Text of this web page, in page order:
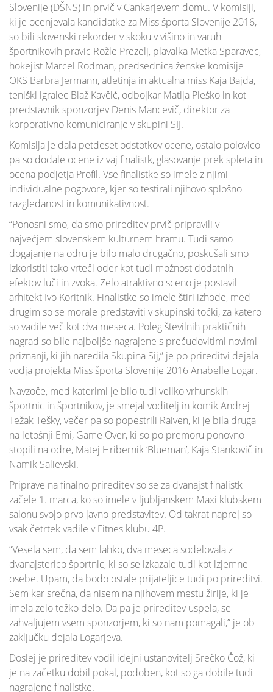
Slovenije (DŠNS) in prvič v Cankarjevem domu. V komisiji,
ki je ocenjevala kandidatke za Miss športa Slovenije 2016,
so bili slovenski rekorder v skoku v višino in varuh
športnikovih pravic Rožle Prezelj, plavalka Metka Sparavec,
hokejist Marcel Rodman, predsednica ženske komisije
OKS Barbra Jermann, atletinja in aktualna miss Kaja Bajda,
teniški igralec Blaž Kavčič, odbojkar Matija Pleško in kot
predstavnik sponzorjev Denis Mancevič, direktor za
korporativno komuniciranje v skupini SIJ.
Komisija je dala petdeset odstotkov ocene, ostalo polovico
pa so dodale ocene iz vaj finalistk, glasovanje prek spleta in
ocena podjetja Profil. Vse finalistke so imele z njimi
individualne pogovore, kjer so testirali njihovo splošno
razgledanost in komunikativnost.
“Ponosni smo, da smo prireditev prvič pripravili v
največjem slovenskem kulturnem hramu. Tudi samo
dogajanje na odru je bilo malo drugačno, poskušali smo
izkoristiti tako vrteči oder kot tudi možnost dodatnih
efektov luči in zvoka. Zelo atraktivno sceno je postavil
arhitekt Ivo Koritnik. Finalistke so imele štiri izhode, med
drugim so se morale predstaviti v skupinski točki, za katero
so vadile več kot dva meseca. Poleg številnih praktičnih
nagrad so bile najboljše nagrajene s prečudovitimi novimi
priznanji, ki jih naredila Skupina Sij,” je po prireditvi dejala
vodja projekta Miss športa Slovenije 2016 Anabelle Logar.
Navzoče, med katerimi je bilo tudi veliko vrhunskih
športnic in športnikov, je smejal voditelj in komik Andrej
Težak Tešky, večer pa so popestrili Raiven, ki je bila druga
na letošnji Emi, Game Over, ki so po premoru ponovno
stopili na odre, Matej Hribernik ‘Blueman’, Kaja Stankovič in
Namik Salievski.
Priprave na finalno prireditev so se za dvanajst finalistk
začele 1. marca, ko so imele v ljubljanskem Maxi klubskem
salonu svojo prvo javno predstavitev. Od takrat naprej so
vsak četrtek vadile v Fitnes klubu 4P.
“Vesela sem, da sem lahko, dva meseca sodelovala z
dvanajsterico športnic, ki so se izkazale tudi kot izjemne
osebe. Upam, da bodo ostale prijateljice tudi po prireditvi.
Sem kar srečna, da nisem na njihovem mestu žirije, ki je
imela zelo težko delo. Da pa je prireditev uspela, se
zahvaljujem vsem sponzorjem, ki so nam pomagali,” je ob
zaključku dejala Logarjeva.
Doslej je prireditev vodil idejni ustanovitelj Srečko Čož, ki
je na začetku dobil pokal, podoben, kot so ga dobile tudi
nagrajene finalistke.